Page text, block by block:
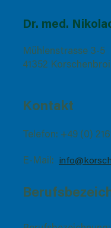
Dr. med.
Mühlenstrasse 3-5
41352
Kontakt
Telefon: +49 (0)
E-Mail: